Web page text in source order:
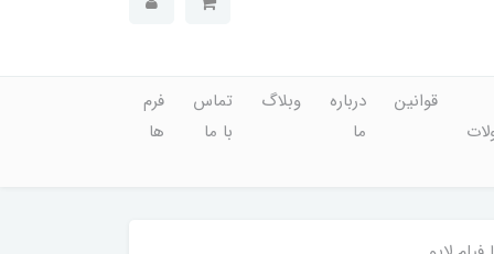
قوانین
درباره
ما
وبلاگ
تماس
با ما
فرم
ها